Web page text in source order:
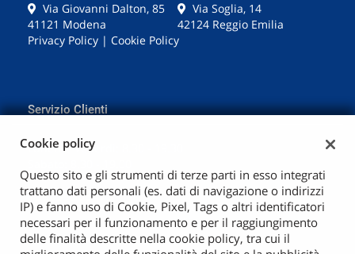
Via Giovanni Dalton, 85
41121 Modena
Via Soglia, 14
42124 Reggio Emilia
Privacy Policy | Cookie Policy
Servizio Clienti
Lunedì - Venerdì: 8.30 - 19.30
+39059363473
Cookie policy
Questo sito e gli strumenti di terze parti in esso integrati
trattano dati personali (es. dati di navigazione o indirizzi
IP) e fanno uso di Cookie, Pixel, Tags o altri identificatori
necessari per il funzionamento e per il raggiungimento
delle finalità descritte nella cookie policy, tra cui il